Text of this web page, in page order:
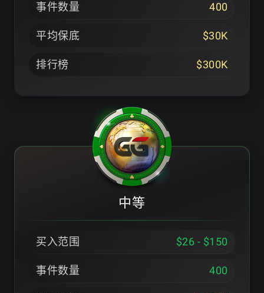
事件数量 400
平均保底 $30K
排行榜 $300K
中等
买入范围 $26 - $150
事件数量 400